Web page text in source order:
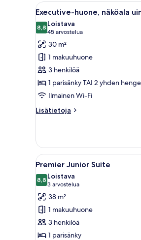
Avaa
kaikki
huonetyypin
Executive-
huone,
näköala
uima-
altaalle
kuvat
10
Executive-huone, näköala
8,88,8 kautta 10
Loistava
45 arvostelua
(45
arvostelua)
30 m²
1 makuuhuone
3 henkilöä
1 parisänky TAI 2 yhden
Ilmainen Wi-Fi
Lisätietoja
Lisätietoja
näköala
uima-
altaalle
Avaa
kaikki
huonetyypin
Premier
Junior
Suite
kuvat
7
Premier Junior Suite
8,88,8 kautta 10
Loistava
3 arvostelua
(3
arvostelua)
38 m²
1 makuuhuone
3 henkilöä
1 parisänky